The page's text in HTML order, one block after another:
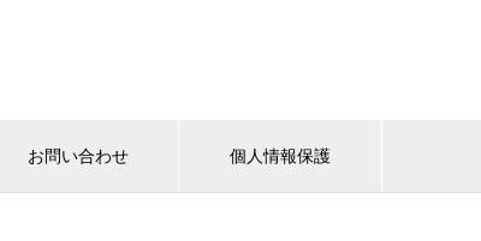
お問い合わせ 個人情報保護